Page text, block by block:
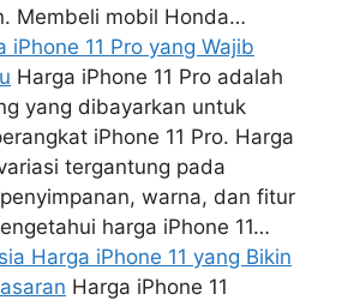
Membeli mobil Honda…
iPhone 11 Pro yang Wajib
Harga iPhone 11 Pro adalah
yang dibayarkan untuk
iPhone 11 Pro. Harga
tergantung pada
warna, dan fitur
harga iPhone 11…
Harga iPhone 11 yang Bikin
Harga iPhone 11